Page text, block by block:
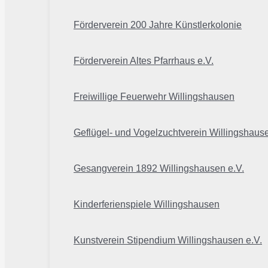
Förderverein 200 Jahre Künstlerkolonie
Förderverein Altes Pfarrhaus e.V.
Freiwillige Feuerwehr Willingshausen
Geflügel- und Vogelzuchtverein
Gesangverein 1892 Willingshausen e.V.
Kinderferienspiele Willingshausen
Kunstverein Stipendium Willingshausen e.V.